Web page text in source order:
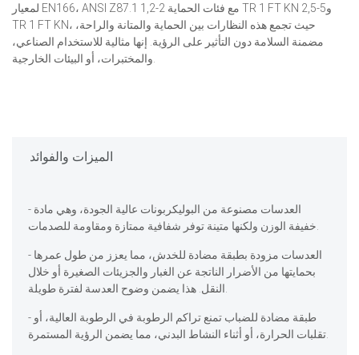
لمعيار EN166، ANSI Z87.1 مع فئات الحماية 2-1,2 TR 1 FT KN و5-2,5
TR 1 FT KN، حيث تجمع هذه النظارات بين الحماية والمتانة والراحة،
مضمنة السلامة دون التأثير على الرؤية. إنها مثالية للاستخدام الصناعي،
الميزات والفوائد
- العدسات مصنوعة من البوليكربونات عالية الجودة، وهي مادة
- العدسات مزودة بطبقة مضادة للخدش، مما يعزز من طول عمرها
بحمايتها من الأضرار الناتجة عن الغبار والجزيئات الصغيرة أو خلال
- طبقة مضادة للضباب تمنع تراكم الرطوبة في الرطوبة العالية، أو